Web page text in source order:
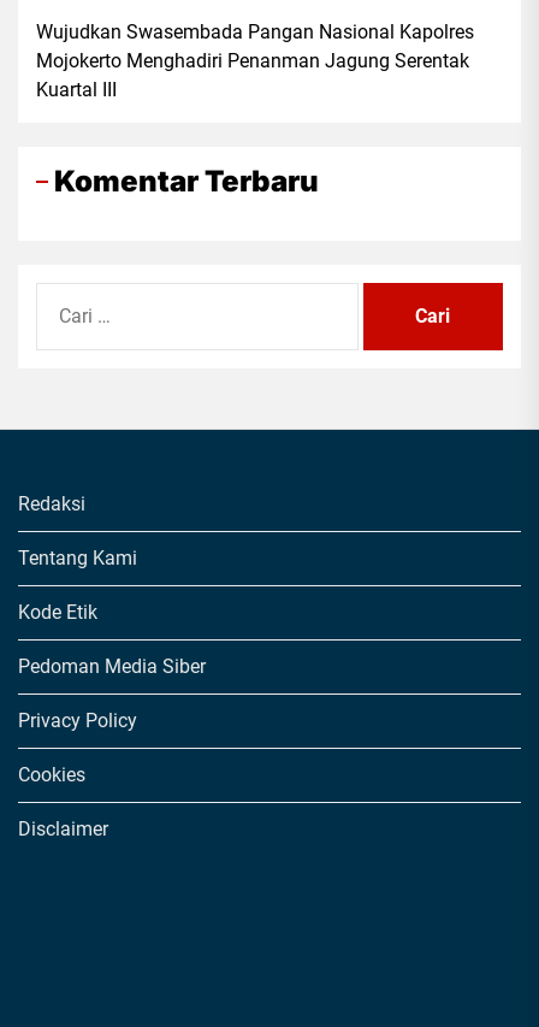
Wujudkan Swasembada Pangan Nasional Kapolres
Mojokerto Menghadiri Penanman Jagung Serentak
Kuartal III
Komentar Terbaru
untuk:
Redaksi
Tentang Kami
Kode Etik
Pedoman Media Siber
Privacy Policy
Cookies
Disclaimer